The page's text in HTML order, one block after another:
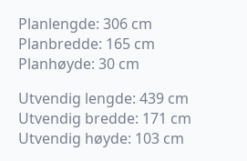
Planlengde: 306 cm
Planbredde: 165 cm
Planhøyde: 30 cm
Utvendig lengde: 439 cm
Utvendig bredde: 171 cm
Utvendig høyde: 103 cm